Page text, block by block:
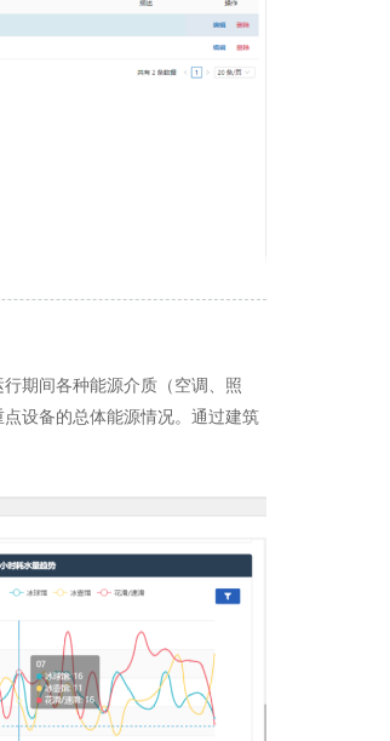
期间各种能源介质（空调、照
设备的总体能源情况。通过建筑